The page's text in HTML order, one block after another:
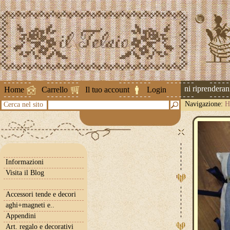
Home Carrello Il tuo account Login
Attenzione ! Le spedizioni
Cerca nel sito Navigazione:
Informazioni
Visita il Blog
Accessori tende e decori
aghi+magneti e..
Appendini
Art. regalo e decorativi